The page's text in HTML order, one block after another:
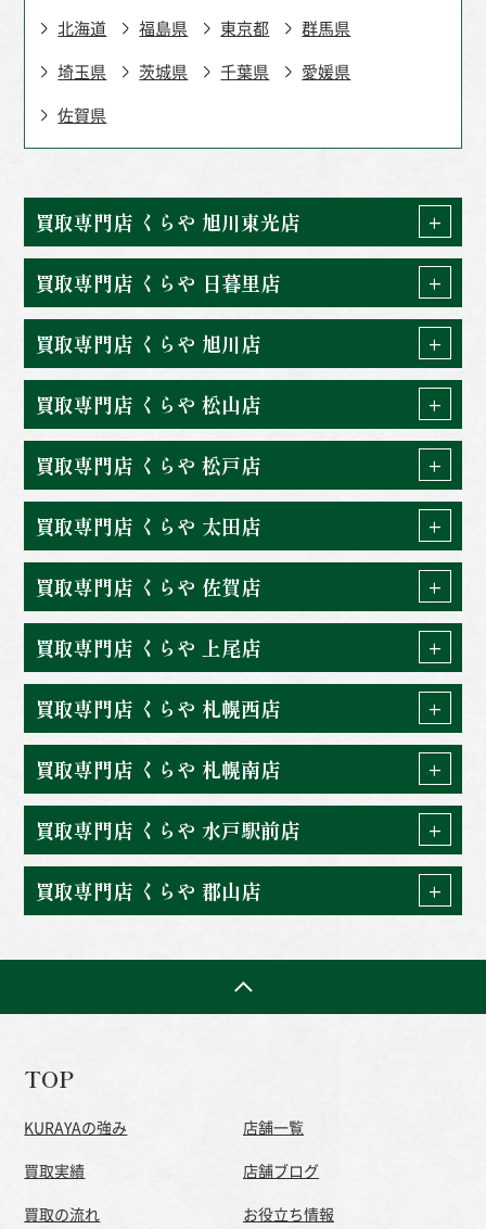
北海道 福島県 東京都
群馬県
埼玉県
茨城県 千葉県
愛媛県
佐賀県
千葉県
買取専門店 くらや 旭川東光店
買取専門店 くらや 日暮里店
買取専門店 くらや 旭川店
買取専門店 くらや 松山店
買取専門店 くらや 松戸店
買取専門店 くらや 太田店
買取専門店 くらや 佐賀店
買取専門店 くらや 上尾店
買取専門店 くらや 札幌西店
買取専門店 くらや 札幌南店
買取専門店 くらや 水戸駅前店
買取専門店 くらや 郡山店
TOP
KURAYAの強み
買取実績
買取の流れ
店舗一覧
店舗ブログ
お役立ち情報